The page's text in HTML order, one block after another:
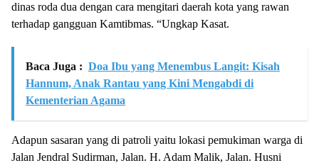
dinas roda dua dengan cara mengitari daerah kota yang rawan
terhadap gangguan Kamtibmas. “Ungkap Kasat.
Baca Juga : Doa Ibu yang Menembus Langit: Kisah
Hannum, Anak Rantau yang Kini Mengabdi di
Kementerian Agama
Adapun sasaran yang di patroli yaitu lokasi pemukiman warga di
Jalan Jendral Sudirman, Jalan. H. Adam Malik, Jalan. Husni